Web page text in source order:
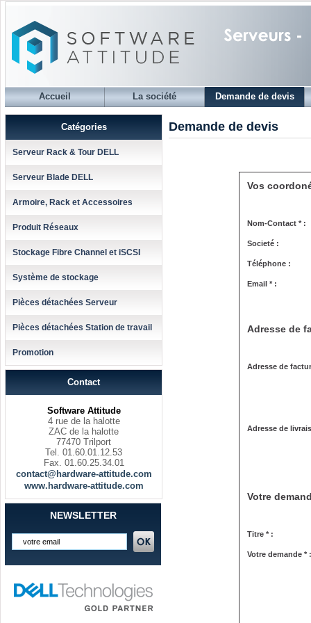
Accueil La société Demande de devis
Catégories
Serveur Rack & Tour DELL
Serveur Blade DELL
Armoire, Rack et Accessoires
Produit Réseaux
Stockage Fibre Channel et iSCSI
Système de stockage
Pièces détachées Serveur
Pièces détachées Station de travail
Promotion
Contact
Software Attitude
4 rue de la halotte
ZAC de la halotte
77470 Trilport
Tel. 01.60.01.12.53
Fax. 01.60.25.34.01
contact@hardware-attitude.com
www.hardware-attitude.com
NEWSLETTER
Demande de devis
Vos
Nom-Contact * :
Societé :
Téléphone :
Email * :
Adresse de
Adresse de
Adresse de
Votre
Titre * :
Votre demande * :